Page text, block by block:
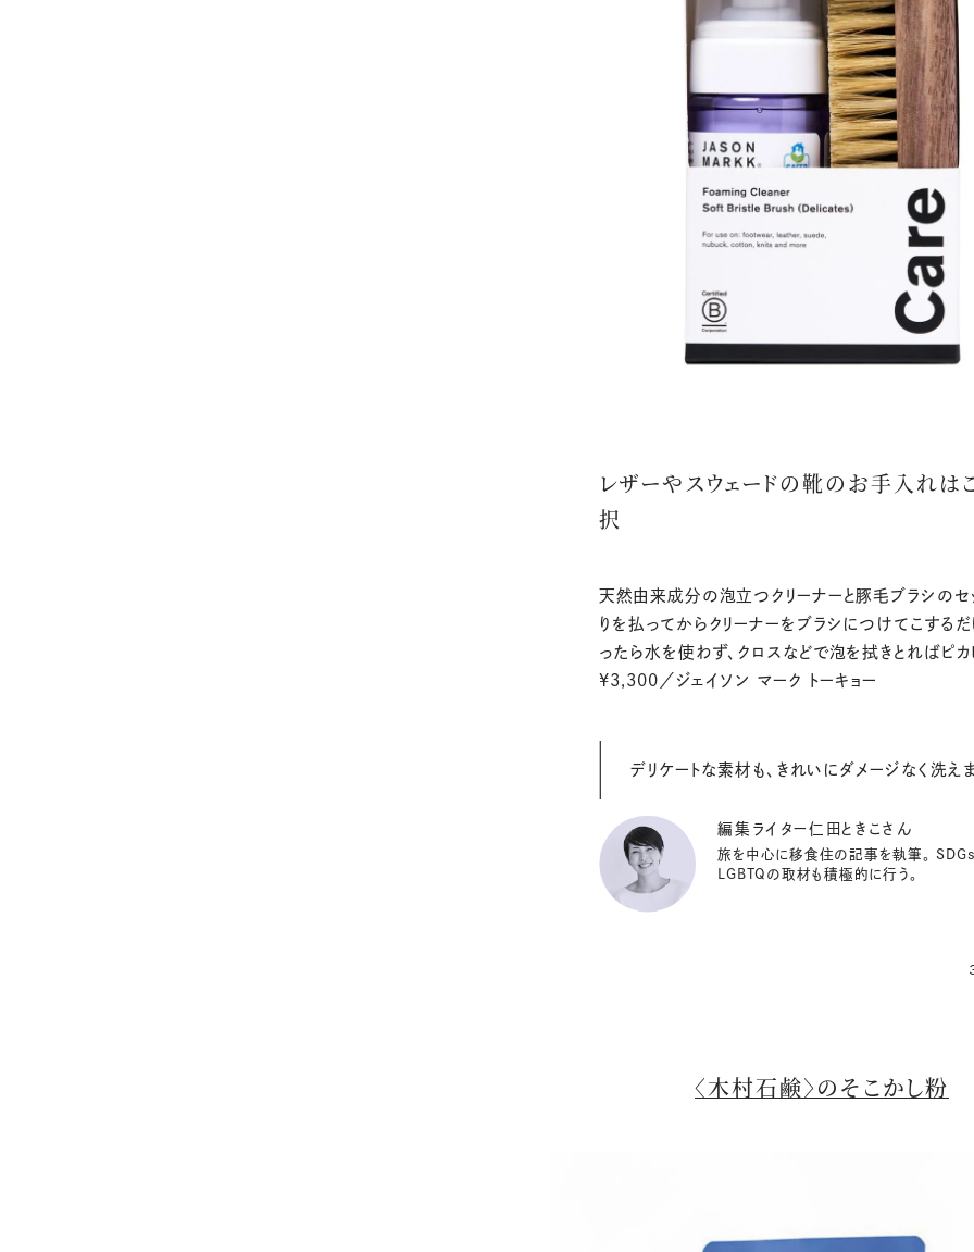
レザーやスウェードの靴のお手入れは
択
天然由来成分の泡立つクリーナーと豚毛ブラシのセ
りを払ってからクリーナーをブラシにつけてこするだ
ったら水を使わず、クロスなどで泡を拭きとればピカ
¥3,300／ジェイソン マーク トーキョー
デリケートな素材も、きれいにダメージなく洗え
編集ライター仁田ときこさん
旅を中心に移食住の記事を執筆。
LGBTQの取材も積極的に行う。
〈木村石鹸〉のそこかし粉